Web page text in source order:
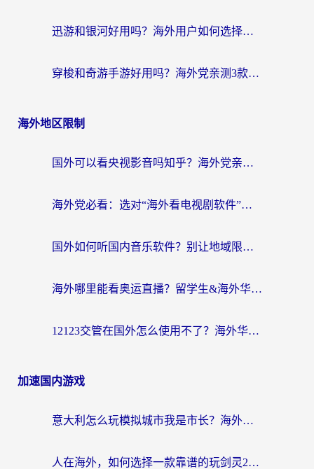
迅游和银河好用吗？海外用户如何选择回国加速器实现无缝访问国内资源
穿梭和奇游手游好用吗？海外党亲测3款回国加速器，附蜜蜂加速器七天试用攻略
海外地区限制
国外可以看央视影音吗知乎？海外党亲测有效的回国加速方案
海外党必看：选对“海外看电视剧软件”，再也不用愁国内剧刷不了
国外如何听国内音乐软件？别让地域限制，断了你的中文歌单
海外哪里能看奥运直播？留学生&海外华人必看的体育赛事观赛终极指南
12123交管在国外怎么使用不了？海外华人必看的无缝访问国内资源指南
加速国内游戏
意大利怎么玩模拟城市我是市长？海外党国服游戏加速终极攻略（附三国3量子特攻解决办法）
人在海外，如何选择一款靠谱的玩剑灵2加速器？